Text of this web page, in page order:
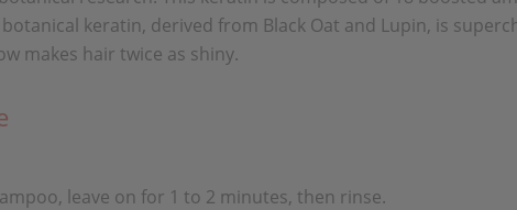
keratin, derived from Black Oat and Lupin, is
makes hair twice as shiny.​
leave on for 1 to 2 minutes, then rinse.